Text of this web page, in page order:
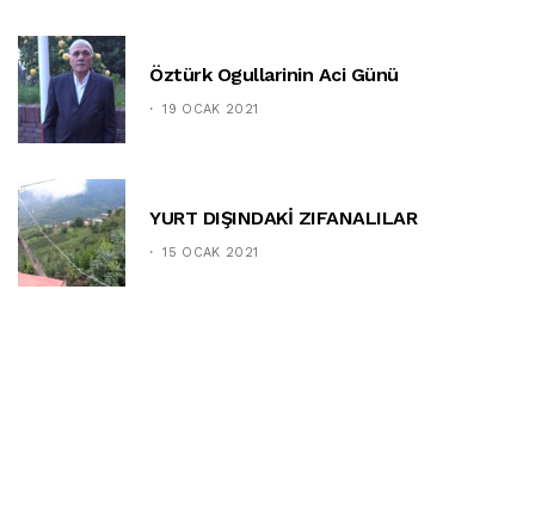
Öztürk Ogullarinin Aci Günü
19 OCAK 2021
YURT DIŞINDAKİ ZIFANALILAR
15 OCAK 2021